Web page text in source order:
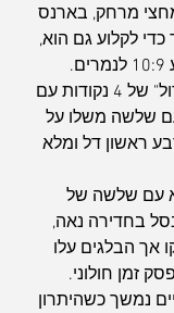
מרחק, בארנס
כדי לקלוע גם הוא,
דאוסון דייק מהקו וקבע 10:9 לנמרים.
הבלגים עלו ליתרון "גדול" של 4 נקודות עם
שלשה משלו על
בסוף רבע ראשון דל ומלא
עם שלשה של
בחדירה נאה,
3 מ-4 מהקו אך הבלגים עלו
לפסק זמן חולוני.
נמשך כשהיתרון